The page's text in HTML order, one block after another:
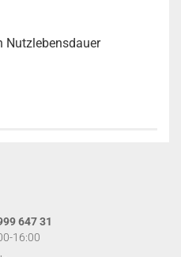
Nutzlebensdauer
647 31
16:00